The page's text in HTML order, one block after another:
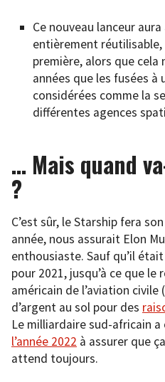
Ce nouveau lanceur
entièrement
première, alors que cela
années que les fusées à
considérées comme la
différentes agences
… Mais quand
?
C’est sûr, le Starship fera
année, nous assurait Elon
enthousiaste. Sauf qu’il
pour 2021, jusqu’à ce que
américain de l’aviation civile
d’argent au sol pour des
Le milliardaire sud-africain
l’année 2022 à assurer que
attend toujours.